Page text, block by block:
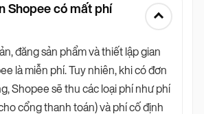
Shopee có mất phí
đăng sản phẩm và thiết lập gian
là miễn phí. Tuy nhiên, khi có đơn
Shopee sẽ thu các loại phí như phí
cổng thanh toán) và phí cố định